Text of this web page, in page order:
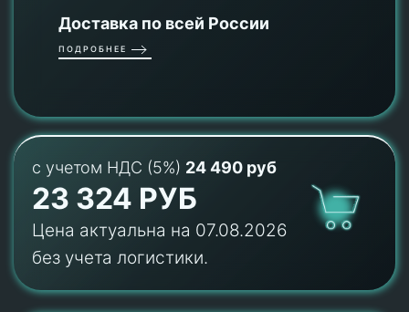
Доставка по всей России
ПОДРОБНЕЕ
с учетом НДС (5%) 24 490 руб
23 324 РУБ
Цена актуальна на 07.08.2026
без учета логистики.